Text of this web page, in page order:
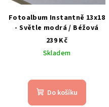
Fotoalbum Instantně 13x18
- Světle modrá / Béžová
239 Kč
Skladem
Do košíku